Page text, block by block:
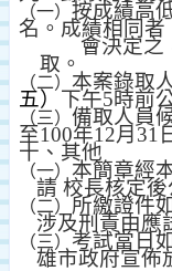
（一） 按成績高
名。成績相同者
會決定之
取。
（二） 本案錄取
五） 下午5時前
（三） 備取人員
至100年12月 31
十、其他
（一） 本簡章經
請 校長核定後
（二） 所繳證件
涉及刑責由應
（三） 考試當日
雄市政府宣佈